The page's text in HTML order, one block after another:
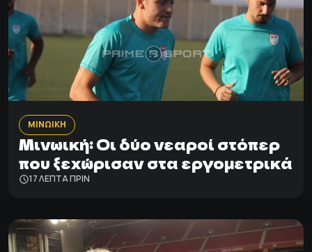
ΜΙΝΩΙΚΗ
Μινωική: Οι δύο νεαροί στόπερ
που ξεχώρισαν στα εργομετρικά
17 ΛΕΠΤΑ ΠΡΙΝ